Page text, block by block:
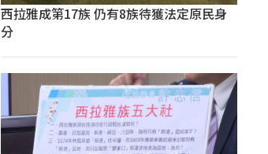
西拉雅成第17族 仍有8族待獲法定原民身
分